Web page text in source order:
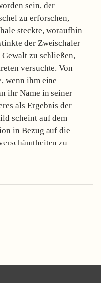
sein, der
zu erforschen,
steckte, woraufhin
der Zweischaler
zu schließen,
versuchte. Von
wenn ihm eine
ihr Name in seiner
als Ergebnis der
scheint auf dem
in Bezug auf die
zu